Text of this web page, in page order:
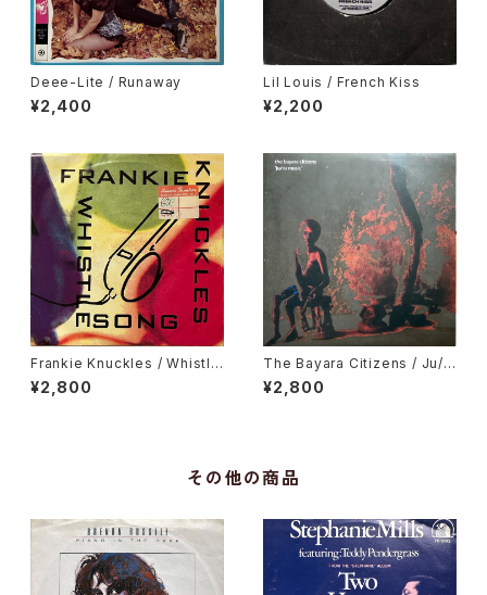
Deee-Lite / Runaway
¥2,400
Lil Louis / French Kiss
¥2,200
Frankie Knuckles / Whistle
Song
¥2,800
The Bayara Citizens / Ju/R
u Music
¥2,800
その他の商品